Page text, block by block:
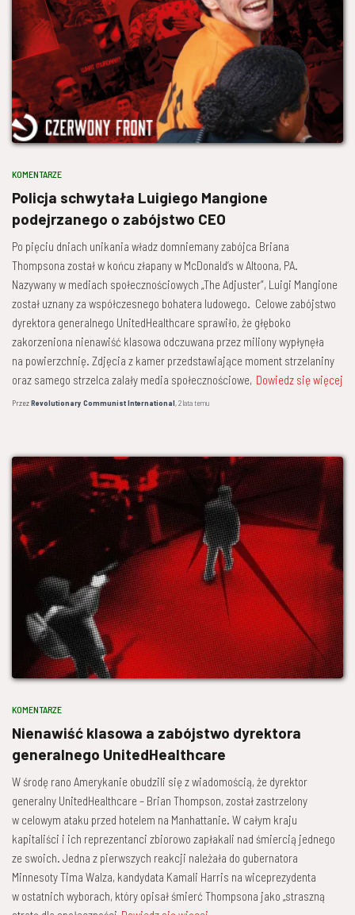
KOMENTARZE
Policja schwytała Luigiego Mangione
podejrzanego o zabójstwo CEO
Po pięciu dniach unikania władz domniemany zabójca Briana
Thompsona został w końcu złapany w McDonald’s w Altoona, PA.
Nazywany w mediach społecznościowych „The Adjuster”, Luigi Mangione
został uznany za współczesnego bohatera ludowego. Celowe zabójstwo
dyrektora generalnego UnitedHealthcare sprawiło, że głęboko
zakorzeniona nienawiść klasowa odczuwana przez miliony wypłynęła
na powierzchnię. Zdjęcia z kamer przedstawiające moment strzelaniny
oraz samego strzelca zalały media społecznościowe, Dowiedz się więcej
PrzezRevolutionary Communist International,2 latatemu
KOMENTARZE
Nienawiść klasowa a zabójstwo dyrektora
generalnego UnitedHealthcare
W środę rano Amerykanie obudzili się z wiadomością, że dyrektor
generalny UnitedHealthcare – Brian Thompson, został zastrzelony
w celowym ataku przed hotelem na Manhattanie. W całym kraju
kapitaliści i ich reprezentanci zbiorowo zapłakali nad śmiercią jednego
ze swoich. Jedna z pierwszych reakcji należała do gubernatora
Minnesoty Tima Walza, kandydata Kamali Harris na wiceprezydenta
w ostatnich wyborach, który opisał śmierć Thompsona jako „straszną